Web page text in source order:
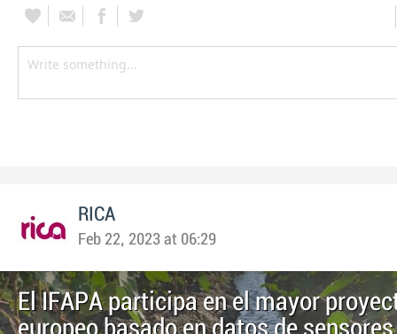
RICA
Feb 22, 2023 at 06:29
El IFAPA participa en el mayor
europeo basado en datos de sensores